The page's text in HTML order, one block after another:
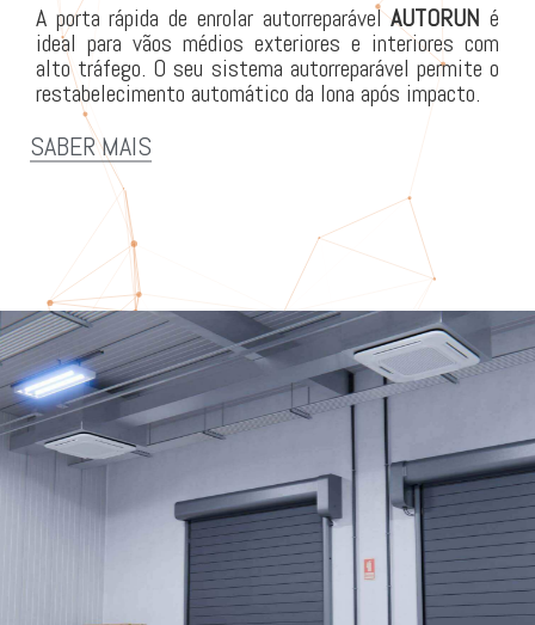
A porta rápida de enrolar autorreparávelAUTORUN é
ideal para vãos médios exteriores e interiores com
alto tráfego. O seu sistema autorreparável permite o
restabelecimento automático da lona após impacto.
SABER MAIS